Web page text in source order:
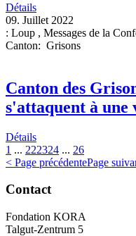
Détails
09. Juillet 2022
: Loup , Messages de la
Canton: Grisons
Canton des
s'attaquent à une
Détails
1 ... 222324 ... 26
< Page précédentePage
Contact
Fondation KORA
Talgut-Zentrum 5